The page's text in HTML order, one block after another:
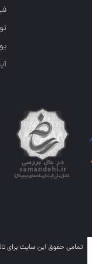
تمامی حقوق این سایت برای